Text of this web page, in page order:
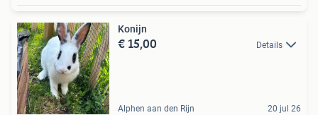
Konijn
€ 15,00 Details
Alphen aan den Rijn 20 jul 26